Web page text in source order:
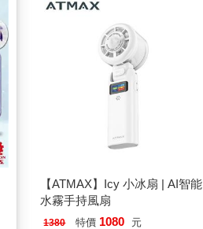
【ATMAX】Icy 小冰扇 | AI智能
水霧手持風扇
1380 特價 1080 元